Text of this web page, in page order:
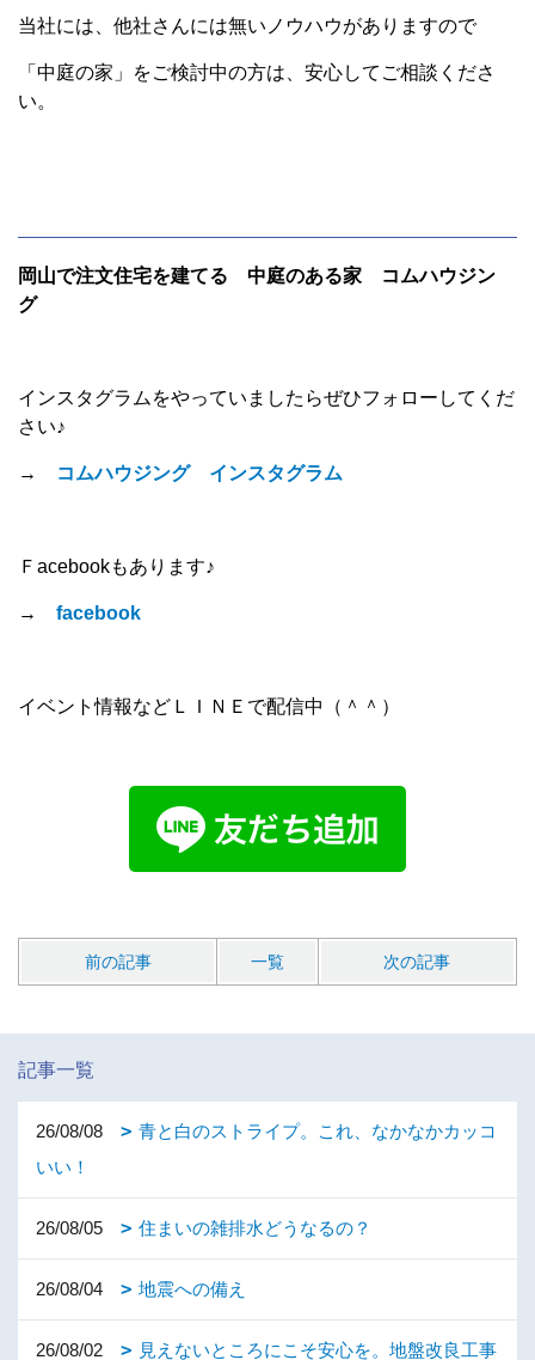
当社には、他社さんには無いノウハウがありますので
「中庭の家」をご検討中の方は、安心してご相談くださ
い。
岡山で注文住宅を建てる 中庭のある家 コムハウジン
グ
インスタグラムをやっていましたらぜひフォローしてくだ
さい♪
→ コムハウジング インスタグラム
Ｆacebookもあります♪
→ facebook
イベント情報などＬＩＮＥで配信中（＾＾）
前の記事 一覧 次の記事
記事一覧
26/08/08
青と白のストライプ。これ、なかなかカッコ
いい！
26/08/05 住まいの雑排水どうなるの？
26/08/04 地震への備え
26/08/02
見えないところにこそ安心を。地盤改良工事